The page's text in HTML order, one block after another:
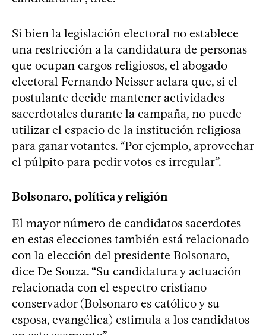
Si bien la legislación electoral no establece
una restricción a la candidatura de personas
que ocupan cargos religiosos, el abogado
electoral Fernando Neisser aclara que, si el
postulante decide mantener actividades
sacerdotales durante la campaña, no puede
utilizar el espacio de la institución religiosa
para ganar votantes. “Por ejemplo, aprovechar
el púlpito para pedir votos es irregular”.
Bolsonaro, política y religión
El mayor número de candidatos sacerdotes
en estas elecciones también está relacionado
con la elección del presidente Bolsonaro,
dice De Souza. “Su candidatura y actuación
relacionada con el espectro cristiano
conservador (Bolsonaro es católico y su
esposa, evangélica) estimula a los candidatos